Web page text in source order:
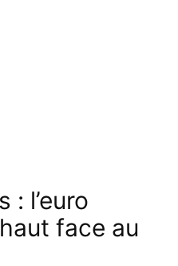
: l’euro
face au